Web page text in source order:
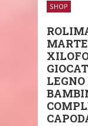
SHOP